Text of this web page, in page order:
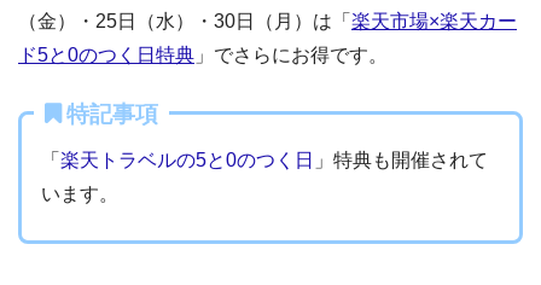
（金）・25日（水）・30日（月）は「 楽天市場×楽天カー
ド5と0のつく日特典 」でさらにお得です。
特記事項
「 楽天トラベルの5と0のつく日 」特典も開催されて
います。